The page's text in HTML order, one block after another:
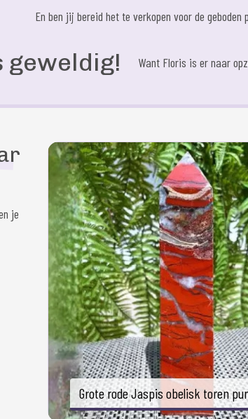
En ben jij bereid het te verkopen voor de geboden
geweldig! Want Floris is er naar
je
Grote rode Jaspis obelisk toren